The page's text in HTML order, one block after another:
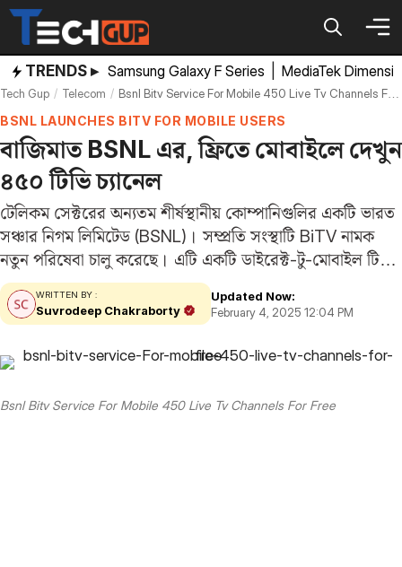
Skip
content
TRENDS ▸ Samsung Galaxy F Series MediaTek
Tech Gup Telecom Bsnl Bitv Service For Mobile 450 Live Tv Channels For Free
BSNL LAUNCHES BITV FOR MOBILE USERS
বাজিমাত BSNL এর, ফ্রিতে মোবাইলে দেখুন
৪৫০ টিভি চ্যানেল
টেলিকম সেক্টরের অন্যতম শীর্ষস্থানীয় কোম্পানিগুলির একটি ভারত
সঞ্চার নিগম লিমিটেড (BSNL)। সম্প্রতি সংস্থাটি BiTV নামক
নতুন পরিষেবা চালু করেছে। এটি একটি ডাইরেক্ট-টু-মোবাইল টিভি
পরিষেবা, যার অধীনে ৪৫০টির বেশি লাইভ টিভি চ্যানেল মোবাইলে
দেখা যাবে। বেসরকারি কোম্পানি OTT Play-এর সাথে
অংশীদারিত্বে,…
WRITTEN BY :
Suvrodeep Chakraborty
Updated Now:
February 4, 2025 12:04 PM
Bsnl Bitv Service For Mobile 450 Live Tv Channels For Free